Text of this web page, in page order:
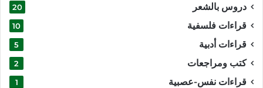
دروس بالشعر 20
قراءات فلسفية 10
قراءات أدبية 5
كتب ومراجعات 2
قراءات نفس-عصبية 1